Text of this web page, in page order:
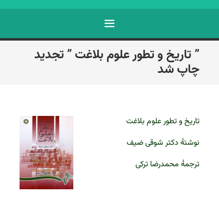
فهرست
رفتن
نوشته‌ها
” تاریخ و تطور علوم بلاغت ” تجدید
چاپ شد
تاریخ و تطور علوم بلاغت
نوشتۀ دکتر شوقی ضیف
ترجمۀ محمدرضا ترکی